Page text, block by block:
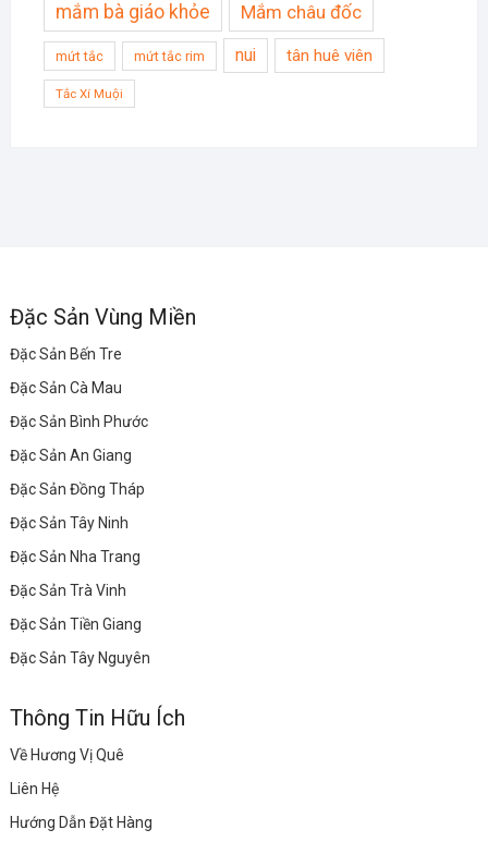
mắm bà giáo khỏe Mắm châu đốc
mứt tắc mứt tắc rim nui tân huê viên
Tắc Xí Muội
Đặc Sản Vùng Miền
Đặc Sản Bến Tre
Đặc Sản Cà Mau
Đặc Sản Bình Phước
Đặc Sản An Giang
Đặc Sản Đồng Tháp
Đặc Sản Tây Ninh
Đặc Sản Nha Trang
Đặc Sản Trà Vinh
Đặc Sản Tiền Giang
Đặc Sản Tây Nguyên
Thông Tin Hữu Ích
Về Hương Vị Quê
Liên Hệ
Hướng Dẫn Đặt Hàng